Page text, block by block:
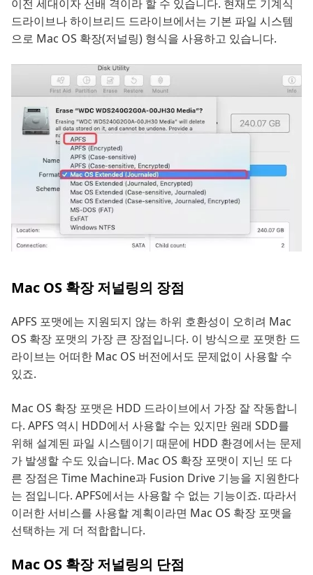
이전 세대이자 선배 격이라 할 수 있습니다. 현재도 기계식
드라이브나 하이브리드 드라이브에서는 기본 파일 시스템
으로 Mac OS 확장(저널링) 형식을 사용하고 있습니다.
Mac OS 확장 저널링의 장점
APFS 포맷에는 지원되지 않는 하위 호환성이 오히려 Mac
OS 확장 포맷의 가장 큰 장점입니다. 이 방식으로 포맷한 드
라이브는 어떠한 Mac OS 버전에서도 문제없이 사용할 수
있죠.
Mac OS 확장 포맷은 HDD 드라이브에서 가장 잘 작동합니
다. APFS 역시 HDD에서 사용할 수는 있지만 원래 SDD를
위해 설계된 파일 시스템이기 때문에 HDD 환경에서는 문제
가 발생할 수도 있습니다. Mac OS 확장 포맷이 지닌 또 다
른 장점은 Time Machine과 Fusion Drive 기능을 지원한다
는 점입니다. APFS에서는 사용할 수 없는 기능이죠. 따라서
이러한 서비스를 사용할 계획이라면 Mac OS 확장 포맷을
선택하는 게 더 적합합니다.
Mac OS 확장 저널링의 단점